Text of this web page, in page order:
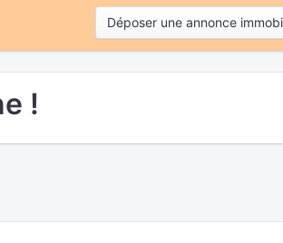
Déposer une annonce
!